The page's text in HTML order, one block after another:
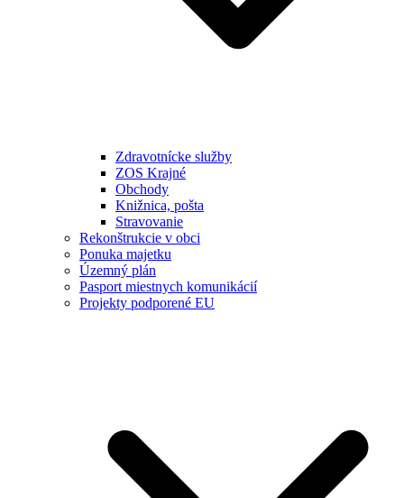
Zdravotnícke služby
ZOS Krajné
Obchody
Knižnica, pošta
Stravovanie
Rekonštrukcie v obci
Ponuka majetku
Územný plán
Pasport miestnych komunikácií
Projekty podporené EU